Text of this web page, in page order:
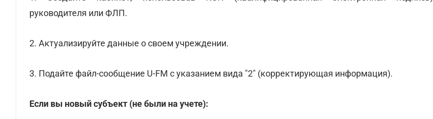
руководителя или ФЛП.
2. Актуализируйте данные о своем учреждении.
3. Подайте файл-сообщение U-FM с указанием вида "2" (корректирующая информация).
Если вы новый субъект (не были на учете):